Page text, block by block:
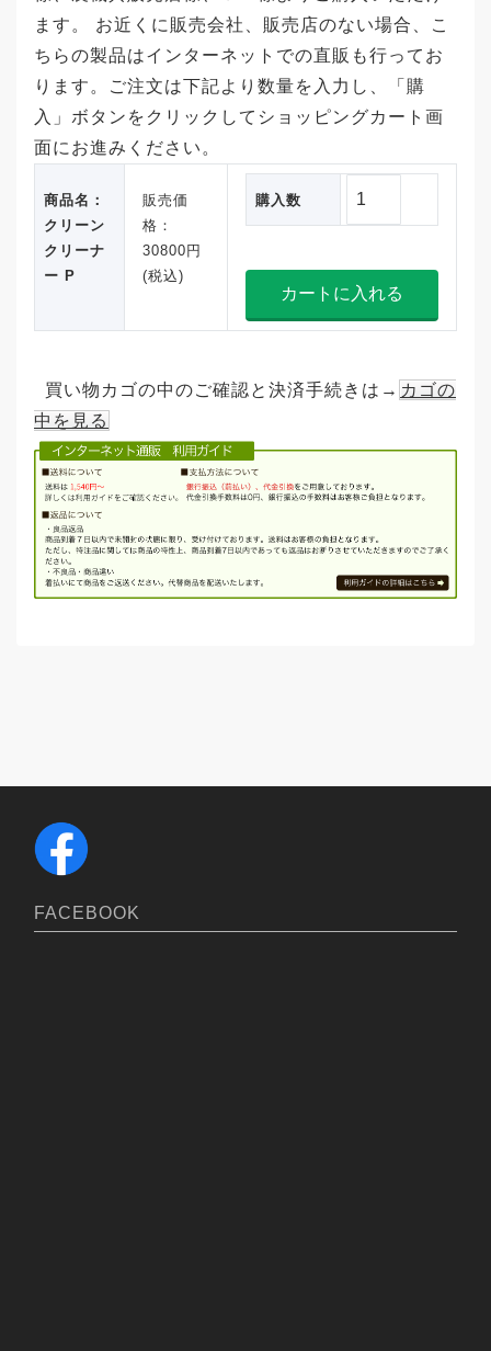
ます。 お近くに販売会社、販売店のない場合、こ
ちらの製品はインターネットでの直販も行ってお
ります。ご注文は下記より数量を入力し、「購
入」ボタンをクリックしてショッピングカート画
面にお進みください。
商品名：
クリーン
クリーナ
ー P
販売価
格：
30800円
(税込)
購入数
買い物カゴの中のご確認と決済手続きは→ カゴの
中を見る
FACEBOOK